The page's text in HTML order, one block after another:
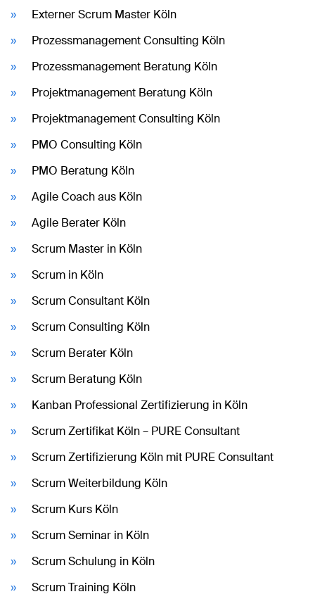
Externer Scrum Master Köln
Prozessmanagement Consulting Köln
Prozessmanagement Beratung Köln
Projektmanagement Beratung Köln
Projektmanagement Consulting Köln
PMO Consulting Köln
PMO Beratung Köln
Agile Coach aus Köln
Agile Berater Köln
Scrum Master in Köln
Scrum in Köln
Scrum Consultant Köln
Scrum Consulting Köln
Scrum Berater Köln
Scrum Beratung Köln
Kanban Professional Zertifizierung in Köln
Scrum Zertifikat Köln – PURE Consultant
Scrum Zertifizierung Köln mit PURE Consultant
Scrum Weiterbildung Köln
Scrum Kurs Köln
Scrum Seminar in Köln
Scrum Schulung in Köln
Scrum Training Köln